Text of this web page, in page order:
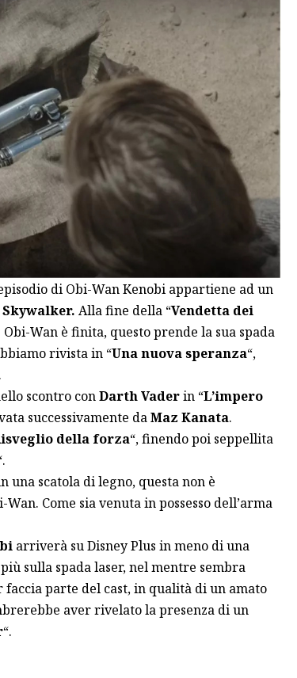
di Obi-Wan Kenobi appartiene ad un
Alla fine della “Vendetta dei
Wan è finita, questo prende la sua spada
rivista in “Una nuova speranza“,
scontro conDarth Vaderin “L’impero
successivamente daMaz Kanata.
della forza“, finendo poi seppellita
una scatola di legno, questa non è
Come sia venuta in possesso dell’arma
arriverà su Disney Plus in meno di una
sulla spada laser, nel mentre sembra
faccia parte del cast, in qualità di un amato
aver rivelato la presenza di un
“.